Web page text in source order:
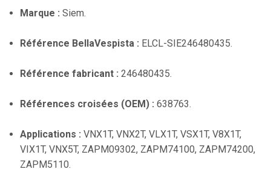
Marque : Siem.
Référence BellaVespista : ELCL-SIE246480435.
Référence fabricant : 246480435.
Références croisées (OEM) : 638763.
Applications : VNX1T, VNX2T, VLX1T, VSX1T, V8X1T,
VIX1T, VNX5T, ZAPM09302, ZAPM74100, ZAPM74200,
ZAPM5110.